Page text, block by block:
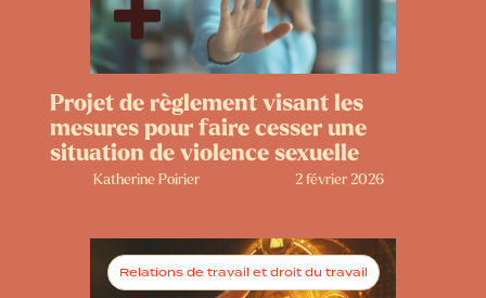
Projet de règlement visant les
mesures pour faire cesser une
situation de violence sexuelle
Katherine Poirier 2 février 2026
Relations de travail et droit du travail